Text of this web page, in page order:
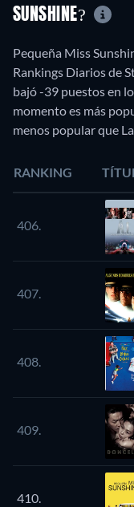
SUNSHINE?
Pequeña Miss
Rankings Diarios de
bajó -39 puestos en
momento es más
menos popular que
RANKING
406.
407.
408.
409.
410.